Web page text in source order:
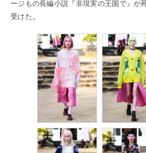
ージもの長編小説『非現実の王国で』が
受けた。